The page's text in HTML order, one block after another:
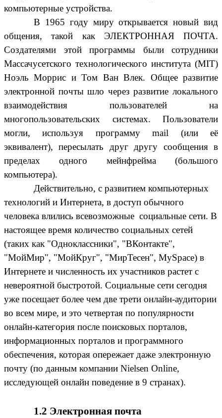
компьютерные устройства.
В 1965 году миру открывается новый вид
общения, такой как ЭЛЕКТРОННАЯ ПОЧТА.
Создателями этой программы были сотрудники
Массачусетского технологического института (MIT)
Ноэль Моррис и Том Ван Влек. Общее развитие
электронной почты шло через развитие локального
взаимодействия пользователей на
многопользовательских системах. Пользователи
могли, используя программу mail (или её
эквивалент), пересылать друг другу сообщения в
пределах одного мейнфрейма (большого
компьютера).
Действительно, с развитием компьютерных
технологий и Интернета, в доступ обычного
человека влились всевозможные социальные сети. В
настоящее время количество социальных сетей
(таких как "Одноклассники", "ВКонтакте",
"МойМир", "МойКруг", "МирТесен", MySpace) в
Интернете и численность их участников растет с
невероятной быстротой. Социальные сети сегодня
уже посещает более чем две трети онлайн-аудитории
во всем мире, и это четвертая по популярности
онлайн-категория после поисковых порталов,
информационных порталов и программного
обеспечения, которая опережает даже электронную
почту (по данным компании Nielsen Online,
исследующей онлайн поведение в 9 странах).
1.2 Электронная почта